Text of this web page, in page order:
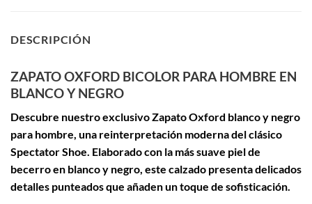
DESCRIPCIÓN
ZAPATO OXFORD BICOLOR PARA HOMBRE EN
BLANCO Y NEGRO
Descubre nuestro exclusivoZapato Oxford blanco y negro
para hombre, una reinterpretación moderna del clásico
Spectator Shoe. Elaborado con la más suave piel de
becerroen blanco y negro, este calzado presenta delicados
detalles punteados que añaden un toque de sofisticación.